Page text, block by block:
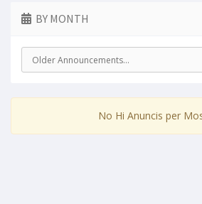
BY MONTH
No Hi Anuncis per